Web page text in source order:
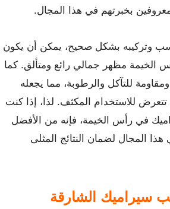
بخبرتهم في هذا المجال.
وتركيبه بشكل صحيح، يمكن أن يكون
الخيمة مظهر جمالي رائع ومتألق. كما
للتآكل والرطوبة، مما يجعله
تتعرض للاستخدام المكثف. لذا، إذا كنت
في رأس الخيمة، فإنه من الأفضل
هذا المجال لضمان النتائج المثلى
سيراميك الشارقة